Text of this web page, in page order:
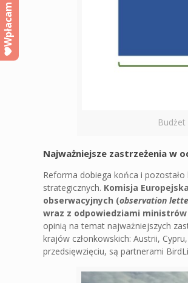
Najważniejsze zastrzeżenia w
Reforma dobiega końca i
strategicznych. Komisja
obserwacyjnych (observation
wraz z odpowiedziami
opinią na temat najważniejszych
krajów członkowskich: Austrii,
przedsięwzięciu, są partnerami
Wpłacam